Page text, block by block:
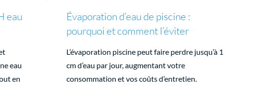
eau
eau
en
Évaporation d’eau de piscine :
pourquoi et comment l’éviter
L’évaporation piscine peut faire perdre jusqu’à 1
cm d’eau par jour, augmentant votre
consommation et vos coûts d’entretien.